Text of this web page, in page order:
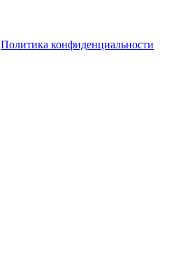
Политика конфиденциальности